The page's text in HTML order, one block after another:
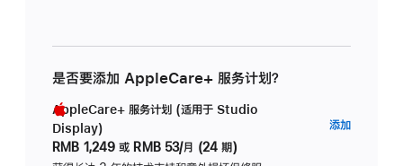
是否要添加 AppleCare+ 服务计划？
AppleCare+ 服务计划 (适用于 Studio
Display)
RMB 1,249 或 RMB 53/月 (24 期)
添加